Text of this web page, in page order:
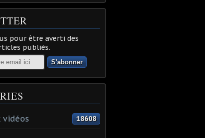
pour être averti des
publiés.
vidéos 18608